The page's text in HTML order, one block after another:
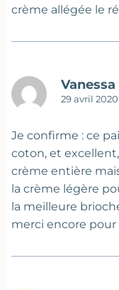
crème allégée le
Vanessa
29 avril
Je confirme : ce
coton, et
crème entière
la crème légère
la meilleure
merci encore